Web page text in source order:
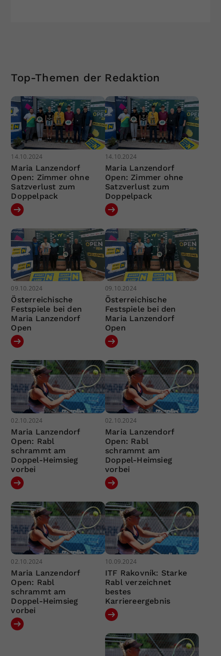
Top-Themen der Redaktion
14.10.2024
Maria Lanzendorf
Open: Zimmer ohne
Satzverlust zum
Doppelpack
14.10.2024
Maria Lanzendorf
Open: Zimmer ohne
Satzverlust zum
Doppelpack
09.10.2024
Österreichische
Festspiele bei den
Maria Lanzendorf
Open
09.10.2024
Österreichische
Festspiele bei den
Maria Lanzendorf
Open
02.10.2024
Maria Lanzendorf
Open: Rabl
schrammt am
Doppel-Heimsieg
vorbei
02.10.2024
Maria Lanzendorf
Open: Rabl
schrammt am
Doppel-Heimsieg
vorbei
02.10.2024
Maria Lanzendorf
Open: Rabl
schrammt am
Doppel-Heimsieg
vorbei
10.09.2024
ITF Rakovník: Starke
Rabl verzeichnet
bestes
Karriereergebnis